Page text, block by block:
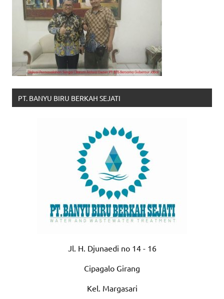
PT. BANYU BIRU BERKAH SEJATI
Jl. H. Djunaedi no 14 - 16
Cipagalo Girang
Kel. Margasari